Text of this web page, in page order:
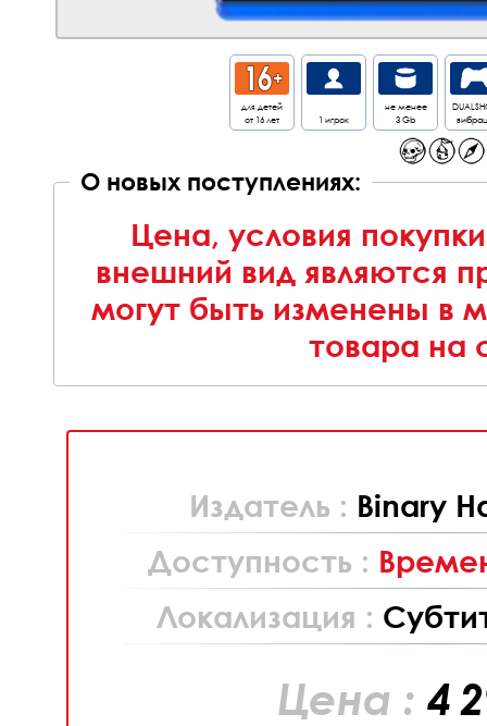
для детей
от 16 лет
1 игрок
не менее
3 Gb
О новых поступлениях:
Цена, условия
внешний вид являются
могут быть изменены в
товара на
Издатель : Binary
Доступность :
Локализация :
Цена : 4